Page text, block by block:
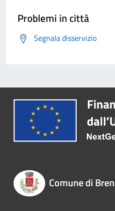
Problemi in città
Segnala disservizio
Comune di